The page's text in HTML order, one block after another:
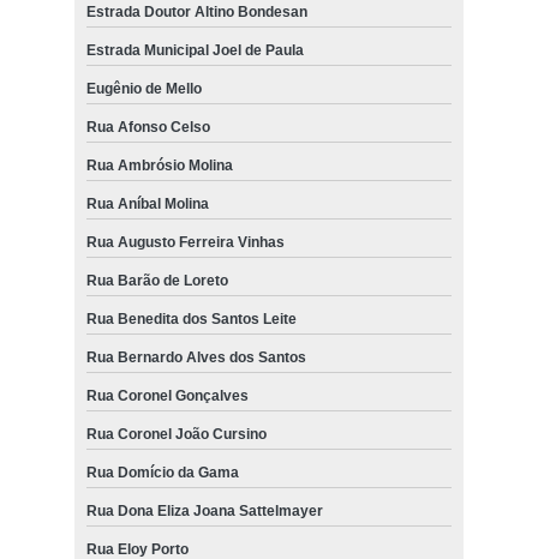
Estrada Doutor Altino Bondesan
Estrada Municipal Joel de Paula
Eugênio de Mello
Rua Afonso Celso
Rua Ambrósio Molina
Rua Aníbal Molina
Rua Augusto Ferreira Vinhas
Rua Barão de Loreto
Rua Benedita dos Santos Leite
Rua Bernardo Alves dos Santos
Rua Coronel Gonçalves
Rua Coronel João Cursino
Rua Domício da Gama
Rua Dona Eliza Joana Sattelmayer
Rua Eloy Porto